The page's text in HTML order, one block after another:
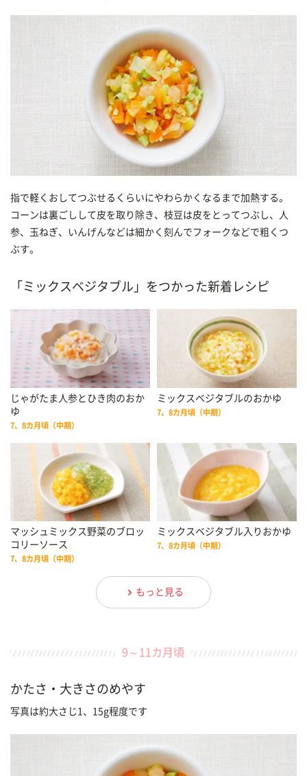
指で軽くおしてつぶせるくらいにやわらかくなるまで加熱する。
コーンは裏ごしして皮を取り除き、枝豆は皮をとってつぶし、人
参、玉ねぎ、いんげんなどは細かく刻んでフォークなどで粗くつ
ぶす。
「ミックスベジタブル」をつかった新着レシピ
じゃがたま人参とひき肉のおか
ゆ
7、8カ月頃（中期）
ミックスベジタブルのおかゆ
7、8カ月頃（中期）
マッシュミックス野菜のブロッ
コリーソース
7、8カ月頃（中期）
ミックスベジタブル入りおかゆ
7、8カ月頃（中期）
もっと見る
9～11カ月頃
かたさ・大きさのめやす
写真は約大さじ1、15g程度です